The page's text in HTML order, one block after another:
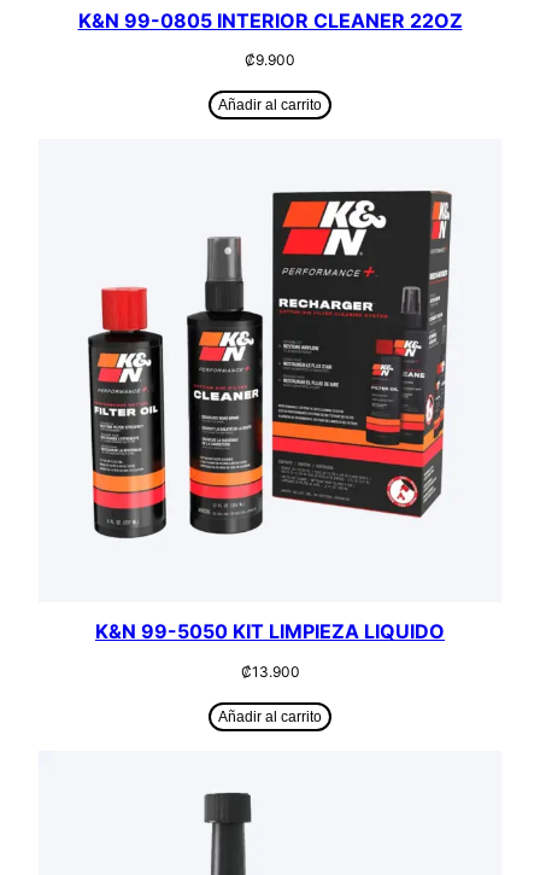
K&N 99-0805 INTERIOR CLEANER 22OZ
₡9.900
Añadir al carrito
K&N 99-5050 KIT LIMPIEZA LIQUIDO
₡13.900
Añadir al carrito